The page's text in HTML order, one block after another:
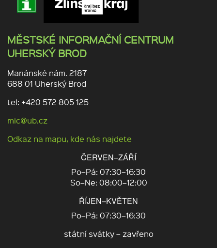
MĚSTSKÉ INFORMAČNÍ CENTRUM
UHERSKÝ BROD
Mariánské nám. 2187
688 01 Uherský Brod
tel: +420 572 805 125
mic@ub.cz
Odkaz na mapu, kde nás najdete
ČERVEN–ZÁŘÍ
Po–Pá: 07:30–16:30
So–Ne: 08:00–12:00
ŘÍJEN–KVĚTEN
Po–Pá: 07:30–16:30
státní svátky – zavřeno